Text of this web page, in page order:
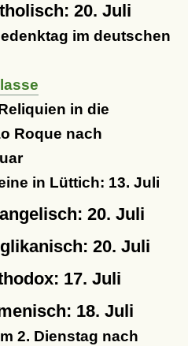
20. Juli
im deutschen
in die
Roque nach
in Lüttich: 13. Juli
20. Juli
20. Juli
17. Juli
18. Juli
2. Dienstag nach